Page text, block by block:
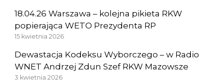
18.04.26 Warszawa – kolejna pikieta RKW
popierająca WETO Prezydenta RP
15 kwietnia 2026
Dewastacja Kodeksu Wyborczego – w Radio
WNET Andrzej Zdun Szef RKW Mazowsze
3 kwietnia 2026